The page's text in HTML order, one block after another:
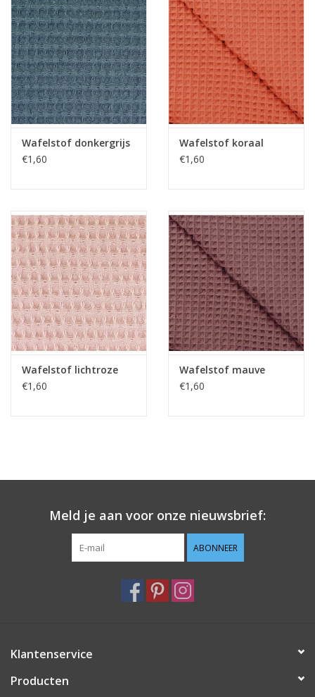
Wafelstof donkergrijs
€1,60
Wafelstof koraal
€1,60
Wafelstof lichtroze
€1,60
Wafelstof mauve
€1,60
Meld je aan voor onze nieuwsbrief:
ABONNEER
Klantenservice
Producten